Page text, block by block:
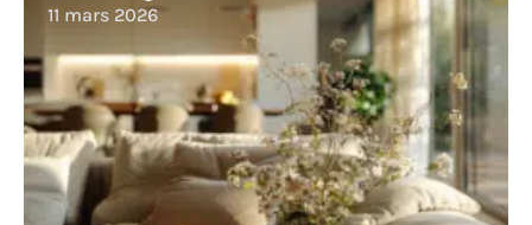
11 mars 2026